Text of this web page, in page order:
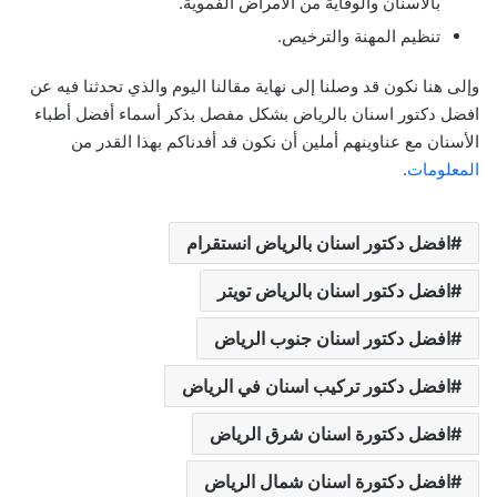
تنظيم المهنة والترخيص.
وإلى هنا نكون قد وصلنا إلى نهاية مقالنا اليوم والذي تحدثنا فيه عن
افضل دكتور اسنان بالرياض بشكل مفصل بذكر أسماء أفضل أطباء
الأسنان مع عناوينهم أملين أن نكون قد أفدناكم بهذا القدر من
المعلومات.
افضل دكتور اسنان بالرياض انستقرام
افضل دكتور اسنان بالرياض تويتر
افضل دكتور اسنان جنوب الرياض
افضل دكتور تركيب اسنان في الرياض
افضل دكتورة اسنان شرق الرياض
افضل دكتورة اسنان شمال الرياض